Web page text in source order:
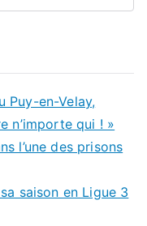
Puy-en-Velay,
n’importe qui ! »
l’une des prisons
saison en Ligue 3